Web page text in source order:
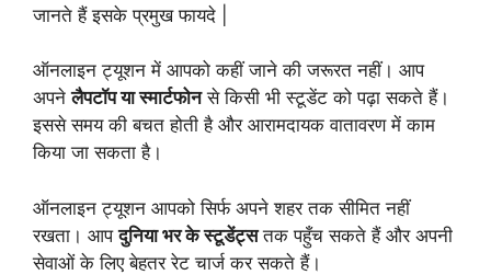
जानते हैं इसके प्रमुख फायदे |
ऑनलाइन ट्यूशन में आपको कहीं जाने की जरूरत नहीं। आप
अपनेलैपटॉप या स्मार्टफोनसे किसी भी स्टूडेंट को पढ़ा सकते हैं।
इससे समय की बचत होती है और आरामदायक वातावरण में काम
किया जा सकता है।
ऑनलाइन ट्यूशन आपको सिर्फ अपने शहर तक सीमित नहीं
रखता। आपदुनिया भर के स्टूडेंट्सतक पहुँच सकते हैं और अपनी
सेवाओं के लिए बेहतर रेट चार्ज कर सकते हैं।